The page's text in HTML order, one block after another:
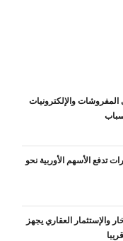
والإلكترونيات
الأسهم الأوربية نحو
والإستثمار العقاري يجهز